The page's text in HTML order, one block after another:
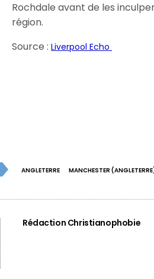
Rochdale avant de les
région.
Source :Liverpool Echo
ANGLETERRE MANCHESTER
Rédaction Christianophobie